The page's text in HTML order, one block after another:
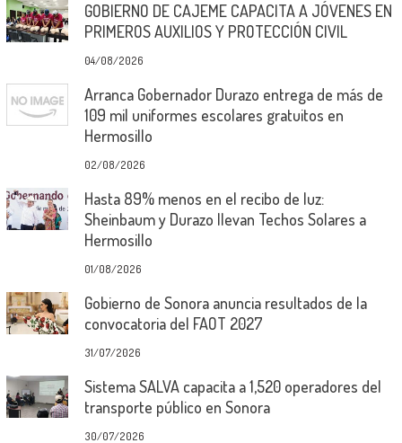
GOBIERNO DE CAJEME CAPACITA A JÓVENES EN
PRIMEROS AUXILIOS Y PROTECCIÓN CIVIL
04/08/2026
Arranca Gobernador Durazo entrega de más de
109 mil uniformes escolares gratuitos en
Hermosillo
02/08/2026
Hasta 89% menos en el recibo de luz:
Sheinbaum y Durazo llevan Techos Solares a
Hermosillo
01/08/2026
Gobierno de Sonora anuncia resultados de la
convocatoria del FAOT 2027
31/07/2026
Sistema SALVA capacita a 1,520 operadores del
transporte público en Sonora
30/07/2026